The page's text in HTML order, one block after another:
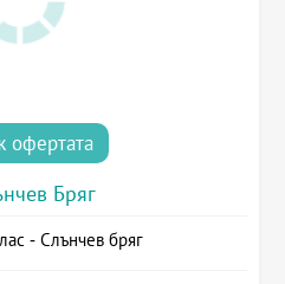
офертата
Бряг
- Слънчев бряг